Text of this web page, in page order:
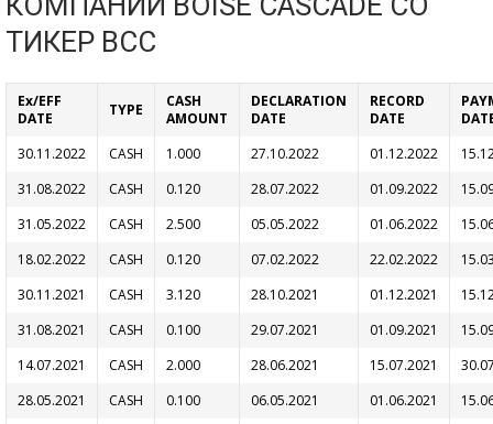
ТИКЕР BCC
Ex/EFF
DATE
TYPE
CASH
AMOUNT
DECLARATION
DATE
RECORD
DATE
30.11.2022
CASH 1.000 27.10.2022 01.12.2022
31.08.2022
CASH 0.120 28.07.2022 01.09.2022
31.05.2022
CASH 2.500 05.05.2022 01.06.2022
18.02.2022
CASH 0.120 07.02.2022 22.02.2022
30.11.2021
CASH 3.120 28.10.2021 01.12.2021
31.08.2021
CASH 0.100 29.07.2021 01.09.2021
14.07.2021
CASH 2.000 28.06.2021 15.07.2021
28.05.2021
CASH 0.100 06.05.2021 01.06.2021